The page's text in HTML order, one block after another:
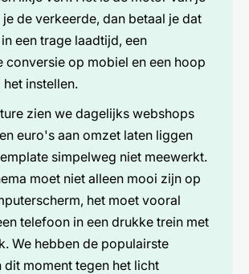
moet oppassen met
buiten de Shopify Store
een winstgevende shop
de verkeerde, dan betaal je dat
een trage laadtijd, een
conversie op mobiel en een hoop
instellen.
zien we dagelijks webshops
euro's aan omzet laten liggen
simpelweg niet meewerkt.
moet niet alleen mooi zijn op
het moet vooral
telefoon in een drukke trein met
We hebben de populairste
dit moment tegen het licht